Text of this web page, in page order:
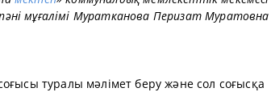
мұғалімі Муратканова Перизат Муратовна
туралы мәлімет беру және сол соғысқа